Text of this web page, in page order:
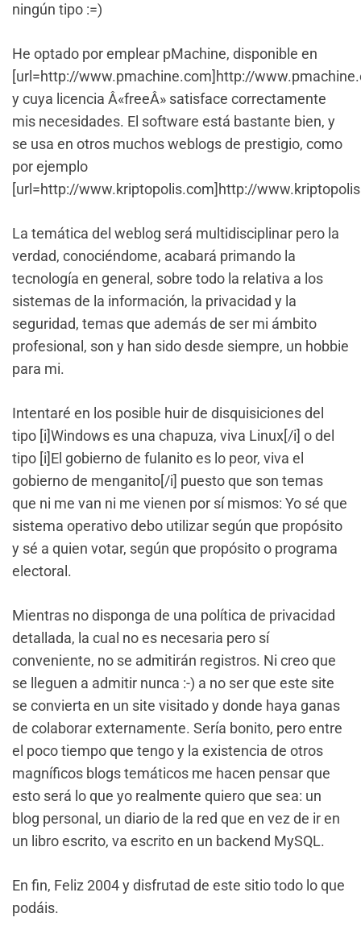
ningún tipo :=)
He optado por emplear pMachine, disponible en
[url=http://www.pmachine.com]http://
y cuya licencia Â«freeÂ» satisface correctamente
mis necesidades. El software está bastante bien, y
se usa en otros muchos weblogs de prestigio, como
por ejemplo
[url=http://www.kriptopolis.com]http://
La temática del weblog será multidisciplinar pero la
verdad, conociéndome, acabará primando la
tecnología en general, sobre todo la relativa a los
sistemas de la información, la privacidad y la
seguridad, temas que además de ser mi ámbito
profesional, son y han sido desde siempre, un hobbie
para mi.
Intentaré en los posible huir de disquisiciones del
tipo [i]Windows es una chapuza, viva Linux[/i] o del
tipo [i]El gobierno de fulanito es lo peor, viva el
gobierno de menganito[/i] puesto que son temas
que ni me van ni me vienen por sí mismos: Yo sé que
sistema operativo debo utilizar según que propósito
y sé a quien votar, según que propósito o programa
electoral.
Mientras no disponga de una política de privacidad
detallada, la cual no es necesaria pero sí
conveniente, no se admitirán registros. Ni creo que
se lleguen a admitir nunca :-) a no ser que este site
se convierta en un site visitado y donde haya ganas
de colaborar externamente. Sería bonito, pero entre
el poco tiempo que tengo y la existencia de otros
magníficos blogs temáticos me hacen pensar que
esto será lo que yo realmente quiero que sea: un
blog personal, un diario de la red que en vez de ir en
un libro escrito, va escrito en un backend MySQL.
En fin, Feliz 2004 y disfrutad de este sitio todo lo que
podáis.